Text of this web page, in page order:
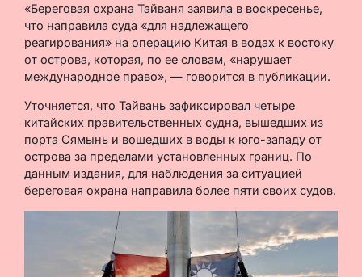
«Береговая охрана Тайваня заявила в воскресенье,
что направила суда «для надлежащего
реагирования» на операцию Китая в водах к востоку
от острова, которая, по ее словам, «нарушает
международное право», — говорится в публикации.
Уточняется, что Тайвань зафиксировал четыре
китайских правительственных судна, вышедших из
порта Сямынь и вошедших в воды к юго-западу от
острова за пределами установленных границ. По
данным издания, для наблюдения за ситуацией
береговая охрана направила более пяти своих судов.